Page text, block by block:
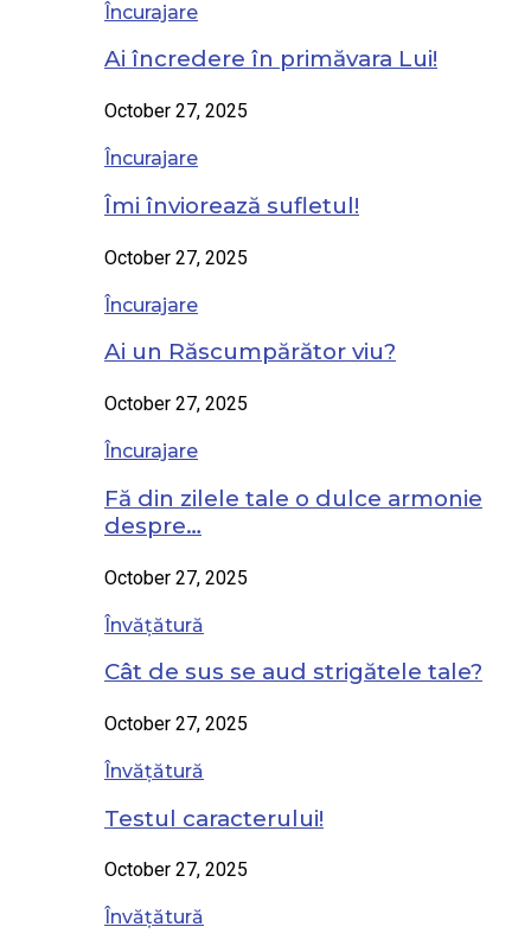
Încurajare
Ai încredere în primăvara Lui!
October 27, 2025
Încurajare
Îmi înviorează sufletul!
October 27, 2025
Încurajare
Ai un Răscumpărător viu?
October 27, 2025
Încurajare
Fă din zilele tale o dulce armonie
despre…
October 27, 2025
Învățătură
Cât de sus se aud strigătele tale?
October 27, 2025
Învățătură
Testul caracterului!
October 27, 2025
Învățătură